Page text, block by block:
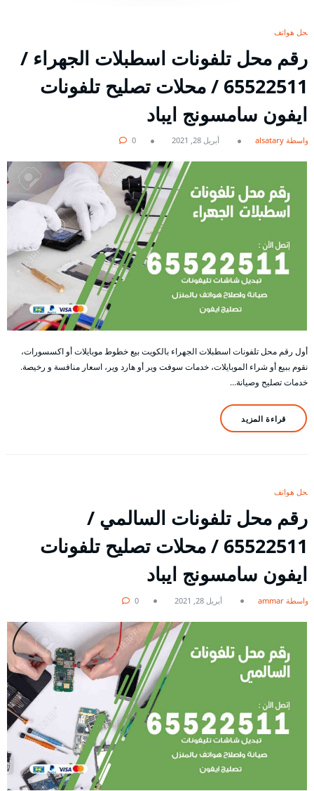
محل هواتف
رقم محل تلفونات اسطبلات الجهراء /
65522511 / محلات تصليح تلفونات
ايفون سامسونج ايباد
بواسطة alsatary أبريل 28, 2021 0
أول رقم محل تلفونات اسطبلات الجهراء بالكويت بيع خطوط موبايلات أو اكسسورات،
نقوم ببيع أو شراء الموبايلات، خدمات سوفت وير أو هارد وير، اسعار منافسة و رخيصة.
خدمات تصليح وصيانة…
قراءة المزيد
محل هواتف
رقم محل تلفونات السالمي /
65522511 / محلات تصليح تلفونات
ايفون سامسونج ايباد
بواسطة ammar أبريل 28, 2021 0